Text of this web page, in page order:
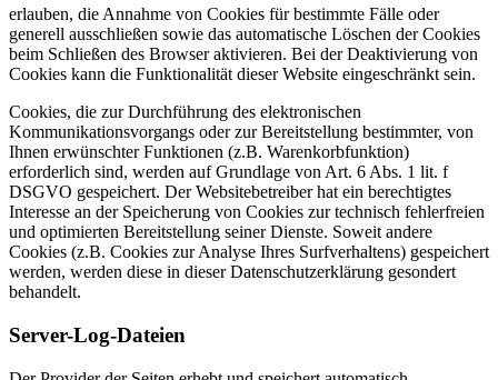
erlauben, die Annahme von Cookies für bestimmte Fälle oder
generell ausschließen sowie das automatische Löschen der Cookies
beim Schließen des Browser aktivieren. Bei der Deaktivierung von
Cookies kann die Funktionalität dieser Website eingeschränkt sein.
Cookies, die zur Durchführung des elektronischen
Kommunikationsvorgangs oder zur Bereitstellung bestimmter, von
Ihnen erwünschter Funktionen (z.B. Warenkorbfunktion)
erforderlich sind, werden auf Grundlage von Art. 6 Abs. 1 lit. f
DSGVO gespeichert. Der Websitebetreiber hat ein berechtigtes
Interesse an der Speicherung von Cookies zur technisch fehlerfreien
und optimierten Bereitstellung seiner Dienste. Soweit andere
Cookies (z.B. Cookies zur Analyse Ihres Surfverhaltens) gespeichert
werden, werden diese in dieser Datenschutzerklärung gesondert
behandelt.
Server-Log-Dateien